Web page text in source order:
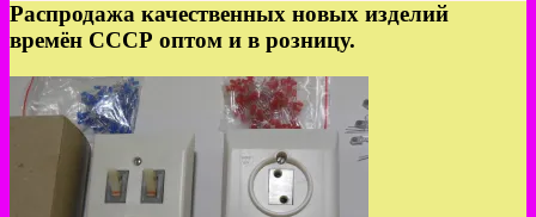
Распродажа качественных новых изделий
времён СССР оптом и в розницу.